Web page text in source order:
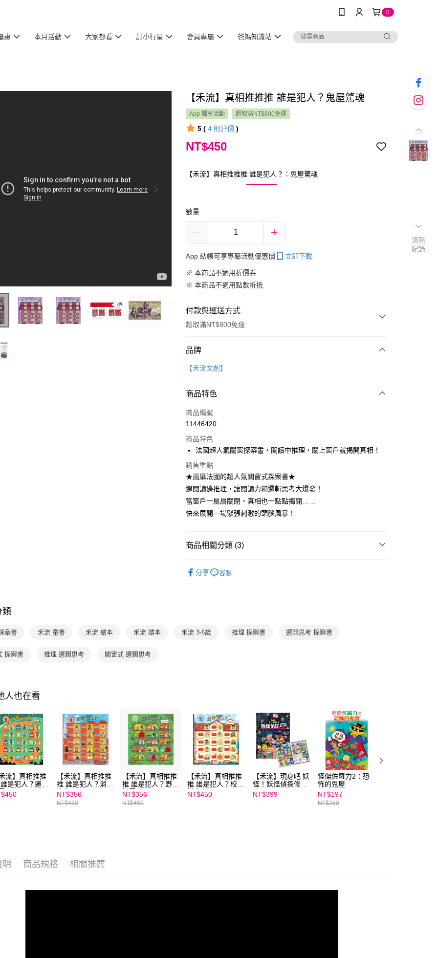
0
惠 本月活動 大家都看 訂小行星 會員專屬 爸媽知識站
【禾流】真相推推推 誰是犯人？鬼屋驚魂
App 獨享活動 超取滿NT$800免運
5 ( 4 則評價 )
NT$450
【禾流】真相推推推 誰是犯人？：鬼屋驚魂
數量
App 結帳可享專屬活動優惠價 立即下載
※ 本商品不適用折價券
※ 本商品不適用點數折抵
付款與運送方式
超取滿NT$800免運
付款方式
信用卡一次付款
大哥付你分期
【大哥付你分期使用說明】
1.本服務由台灣大哥大提供，台灣大哥大用戶可立即使用無須另外申請。
2.付款方式選擇「大哥付你分期」，訂單成立後會自動跳轉到大哥付的交易
流程，驗證手機門號後，選擇欲分期的期數、繳款截止日，確認付款後即
完成交易。
3.實際核准額度、可分期數及費用金額請依後續交易確認頁面所載為準。
消。如遇「轉專審核」未通過狀況，表示未達大哥付你分期系統評分，恕
無法說明評估內容。
醒簡訊。
2.透過簡訊連結打開帳單後，可選擇「超商條碼／台灣大直營門市／銀行轉
【注意事項】
用，由本公司與您本人進行分期帳單所需資料之確認、核對及更正。
3.完整用戶服務條款，請詳閱以下連結：https://oppay.tw/userRule
AFTEE先享後付
相關說明
AFTEE先享後付是「在收到商品之後才付款」的支付方式。 讓您購物簡單
便利好安心！
１．簡單：不需註冊會員、不需綁卡、不需儲值。
２．便利：只要手機號碼，簡訊認證，即可結帳。
３．安心：先確認商品／服務後，再付款。
１．於結帳方式選擇「AFTEE先享後付」後，將跳轉至「AFTEE先享後
付」結帳頁面，進行簡訊認證並確認金額後，即可完成結帳。
３．收到繳費通知簡訊後14天內，點擊此簡訊中的連結，可透過四大超商
／ATM／網路銀行／等多元方式進行付款，方視為交易完成。
付客戶支援中心」https://netprotections.freshdesk.com/support/home
任。
４．使用「AFTEE先享後付」時，將依據個別帳號之用戶狀況，依本公司
即時審查核予不同之上限額度；若仍有額度不足之情形，本公司將視審查
結果請求用戶進行身份認證。
５．嚴禁一人註冊多個帳號或使用他人資訊註冊。若發現惡意使用之情
形，恩沛科技股份有限公司將有權停止該用戶之使用額度並採取法律行
ATM付款
運送方式
每筆NT$70，滿NT$800(含以上)免運費
每筆NT$70，滿NT$800(含以上)免運費
每筆NT$200
品牌
【禾流文創】
商品特色
商品編號
11446420
商品特色
法國超人氣關窗探案書，閱讀中推理，關上窗戶就揭開真相！
銷售重點
★風靡法國的超人氣關窗式探案書★
邊閱讀邊推理，讓閱讀力和邏輯思考大爆發！
當窗戶一扇扇關閉，真相也一點點揭開……
快來展開一場緊張刺激的頭腦風暴！
商品相關分類 (3)
分享 客服
類
案書 禾流 童書 禾流 繪本 禾流 讀本 禾流 3-6歲 推理 探案書 邏輯思考 探案書
探案書 推理 邏輯思考 關窗式 邏輯思考
人也在看
流】真相推推
是犯人？運動
【禾流】真相推推
推 誰是犯人？消防
奇案
NT$356
NT$450
【禾流】真相推推
推 誰是犯人？野營
謎團
NT$356
NT$450
【禾流】真相推推
推 誰是犯人？校園
謎案
NT$450
【禾流】現身吧 妖
怪！妖怪偵探修煉
中
NT$399
怪傑佐羅力2：恐
怖的鬼屋
NT$197
NT$250
明 商品規格 相關推薦
清除
紀錄